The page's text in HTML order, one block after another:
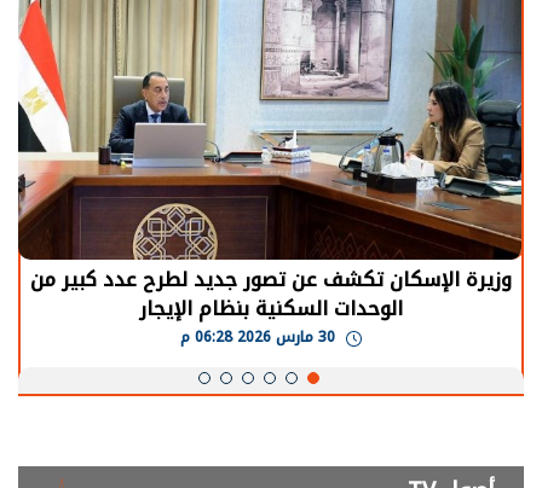
الرئيس السيسي: توقف الأنشطة في قطاع الطاقة
يحتاج إلى سنوات لعودة معدلات الإنتاج الطبيعية